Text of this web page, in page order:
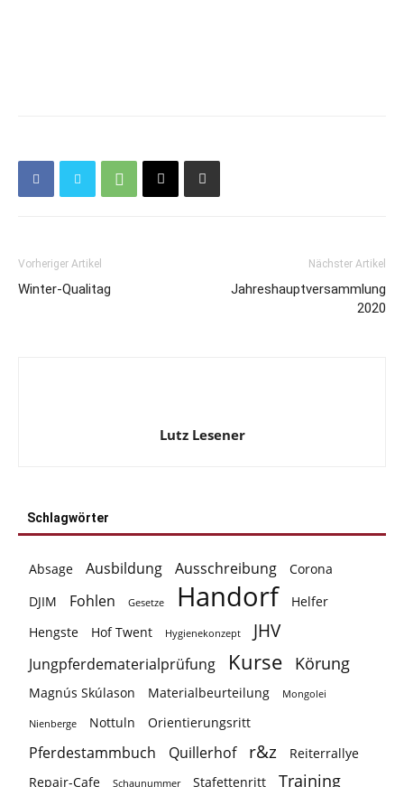
Vorheriger Artikel
Winter-Qualitag
Nächster Artikel
Jahreshauptversammlung
2020
Lutz Lesener
Schlagwörter
Absage Ausbildung Ausschreibung
Corona
DJIM
Fohlen Gesetze Handorf
Helfer
Hengste
Hof Twent Hygienekonzept JHV
Jungpferdematerialprüfung Kurse Körung
Magnús Skúlason Materialbeurteilung Mongolei
Nienberge Nottuln Orientierungsritt
Pferdestammbuch Quillerhof r&z
Reiterrallye
Repair-Cafe
Schaunummer Stafettenritt Training